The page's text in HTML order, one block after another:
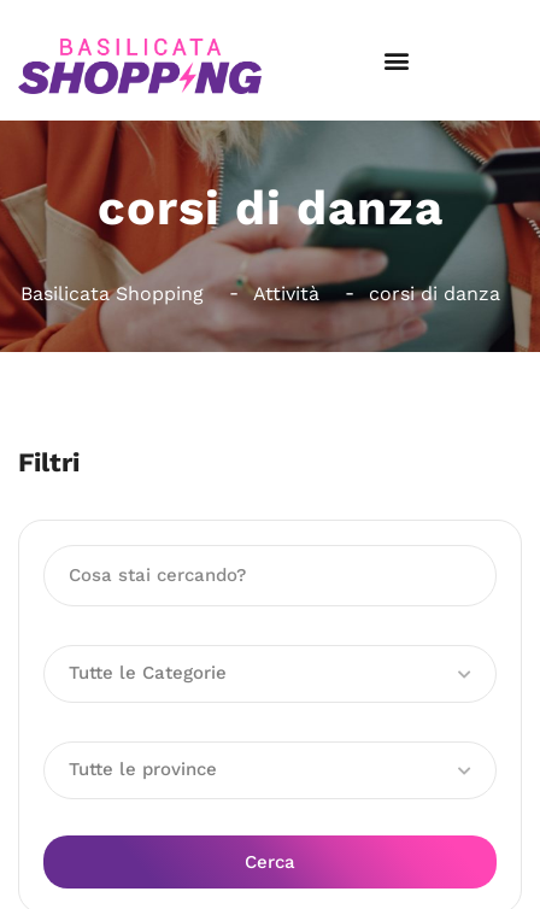
corsi di danza
Basilicata Shopping Attività corsi di danza
Filtri
Tutte le Categorie
Tutte le province
Cerca